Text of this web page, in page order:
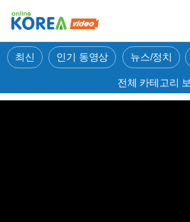
최신 인기 동영상 뉴스/정치
전체 카테고리